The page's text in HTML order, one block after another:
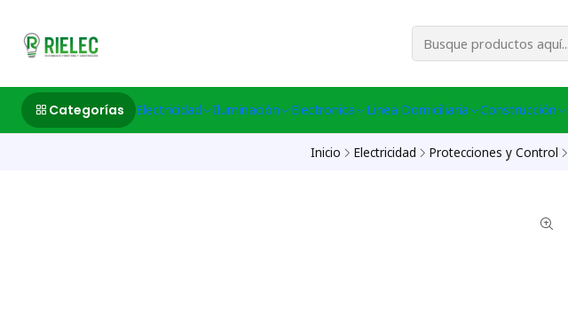
Categorías Electricidad Iluminación Electronica Linea Domiciliaria Construcción
Inicio Electricidad Protecciones y Control